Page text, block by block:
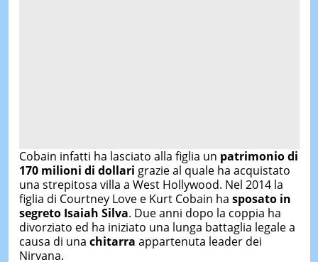
Cobain infatti ha lasciato alla figlia un patrimonio di
170 milioni di dollari grazie al quale ha acquistato
una strepitosa villa a West Hollywood. Nel 2014 la
figlia di Courtney Love e Kurt Cobain ha sposato in
segreto Isaiah Silva. Due anni dopo la coppia ha
divorziato ed ha iniziato una lunga battaglia legale a
causa di una chitarra appartenuta leader dei
Nirvana.